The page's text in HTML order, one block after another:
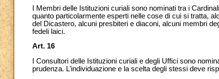
I Membri delle Istituzioni curiali sono nominati tra i
quanto particolarmente esperti nelle cose di cui si tratta,
del Dicastero, alcuni presbiteri e diaconi, alcuni membri
fedeli laici.
Art. 16
I Consultori delle Istituzioni curiali e degli Uffici sono
prudenza. L’individuazione e la scelta degli stessi deve